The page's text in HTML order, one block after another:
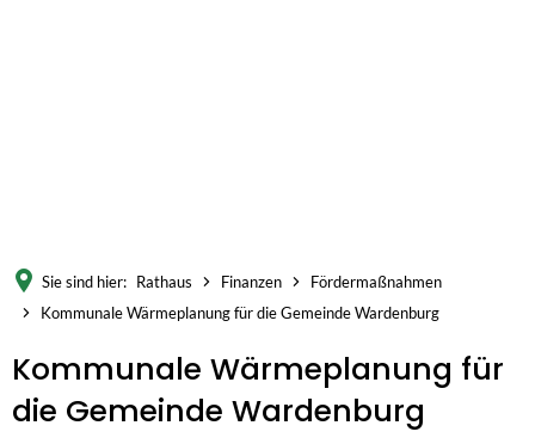
Sie sind hier: Rathaus Finanzen
Fördermaßnahmen
Kommunale Wärmeplanung für die Gemeinde Wardenburg
Kommunale
Wärmeplanung
Kommunale Wärmeplanung für
die Gemeinde Wardenburg